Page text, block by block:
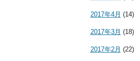
2017年4月 (14)
2017年3月 (18)
2017年2月 (22)